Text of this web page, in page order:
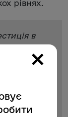
рівнях.
в
та
України ця
сталого
×